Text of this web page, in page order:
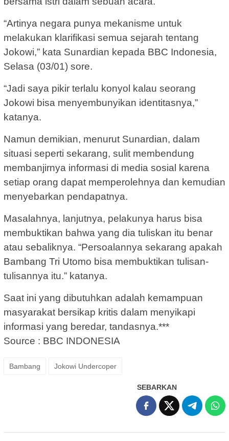
“Artinya negara punya mekanisme untuk
melakukan klarifikasi semua sejarah tentang
Jokowi,” kata Sunardian kepada BBC Indonesia,
Selasa (03/01) sore.
“Jadi saya pikir terlalu konyol kalau seorang
Jokowi bisa menyembunyikan identitasnya,”
katanya.
Namun demikian, menurut Sunardian, dalam
situasi seperti sekarang, sulit membendung
membanjirnya informasi di media sosial karena
setiap orang dapat memperolehnya dan kemudian
menyebarkan pendapatnya.
Masalahnya, lanjutnya, pelakunya harus bisa
membuktikan bahwa yang dia tuliskan itu benar
atau sebaliknya. “Persoalannya sekarang apakah
Bambang Tri Utomo bisa membuktikan tulisan-
tulisannya itu.” katanya.
Saat ini yang dibutuhkan adalah kemampuan
masyarakat bersikap kritis dalam menyikapi
informasi yang beredar, tandasnya.***
Source : BBC INDONESIA
Bambang Jokowi Undercoper
SEBARKAN